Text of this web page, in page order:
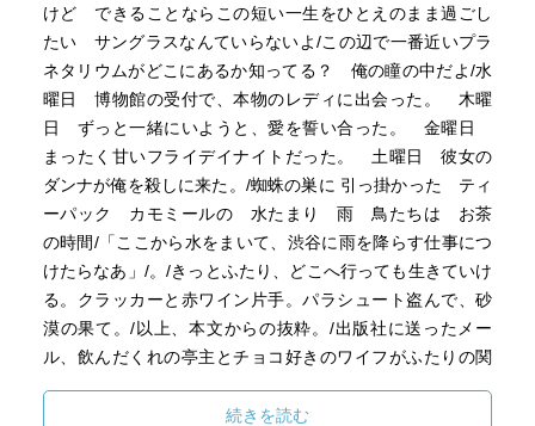
けど できることならこの短い一生をひとえのまま過ごし
たい サングラスなんていらないよ/この辺で一番近いプラ
ネタリウムがどこにあるか知ってる？ 俺の瞳の中だよ/水
曜日 博物館の受付で、本物のレディに出会った。 木曜
日 ずっと一緒にいようと、愛を誓い合った。 金曜日
まったく甘いフライデイナイトだった。 土曜日 彼女の
ダンナが俺を殺しに来た。/蜘蛛の巣に 引っ掛かった ティ
ーパック カモミールの 水たまり 雨 鳥たちは お茶
の時間/「ここから水をまいて、渋谷に雨を降らす仕事につ
けたらなあ」/。/きっとふたり、どこへ行っても生きていけ
る。クラッカーと赤ワイン片手。パラシュート盗んで、砂
漠の果て。/以上、本文からの抜粋。/出版社に送ったメー
ル、飲んだくれの亭主とチョコ好きのワイフがふたりの関
たりで日がな銀紙をむきむき酔っぱらいつづけて、悲惨な
続きを読む